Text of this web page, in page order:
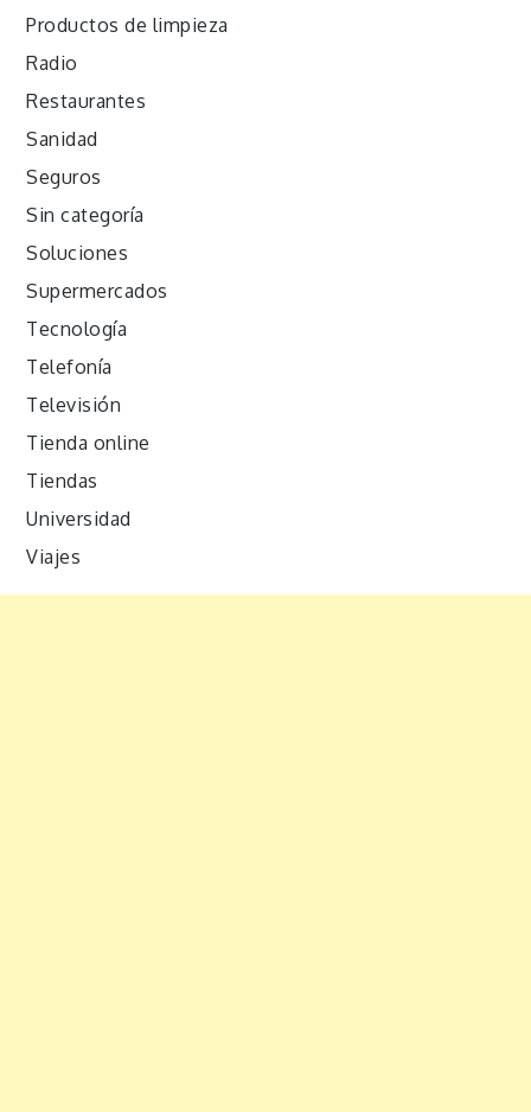
Productos de limpieza
Radio
Restaurantes
Sanidad
Seguros
Sin categoría
Soluciones
Supermercados
Tecnología
Telefonía
Televisión
Tienda online
Tiendas
Universidad
Viajes